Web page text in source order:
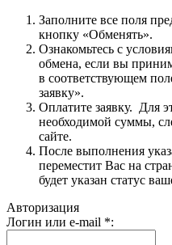
Заполните все поля
кнопку «Обменять».
Ознакомьтесь с
обмена, если вы
в соответствующем
заявку».
Оплатите заявку. Для
необходимой суммы,
сайте.
После выполнения
переместит Вас на
будет указан статус
Авторизация
Логин или e-mail *: